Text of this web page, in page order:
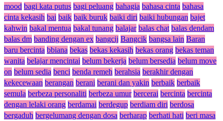
mood bagi kata putus bagi peluang bahagia bahasa cinta bahasa
cinta kekasih bai baik baik buruk baiki diri baiki hubungan bajet
kahwin bakal mentua bakal tunang balajar balas chat balas dendam
balas dm banding dengan ex bangcij Bangcik bangsa lain Baran
baru bercinta bbiana bekas bekas kekasih bekas orang bekas teman
wanita belajar mencintai belum bekerja belum bersedia belum move
on belum sedia benci benda remeh berahsia berakhir dengan
kekecewaan berangan berani berani dan yakin berbaik berbaik
semula berbeza personaliti berbeza umur bercerai bercinta bercinta
dengan lelaki orang berdamai berdegup berdiam diri berdosa
bergaduh bergelumang dengan dosa berharap berhati hati beri masa